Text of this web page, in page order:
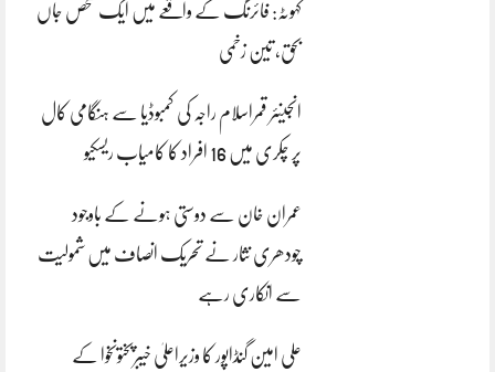
کہوٹہ: فائرنگ کے واقعے میں ایک شخص جاں
بحق، تین زخمی
انجینئر قمراسلام راجہ کی کمبوڈیا سے ہنگامی کال
پر چکری میں 16 افراد کا کامیاب ریسکیو
عمران خان سے دوستی ہونے کے باوجود
چودھری نثار نے تحریک انصاف میں شمولیت
سے انکاری رہے
علی امین گنڈاپور کا وزیراعلیٰ خیبرپختونخوا کے